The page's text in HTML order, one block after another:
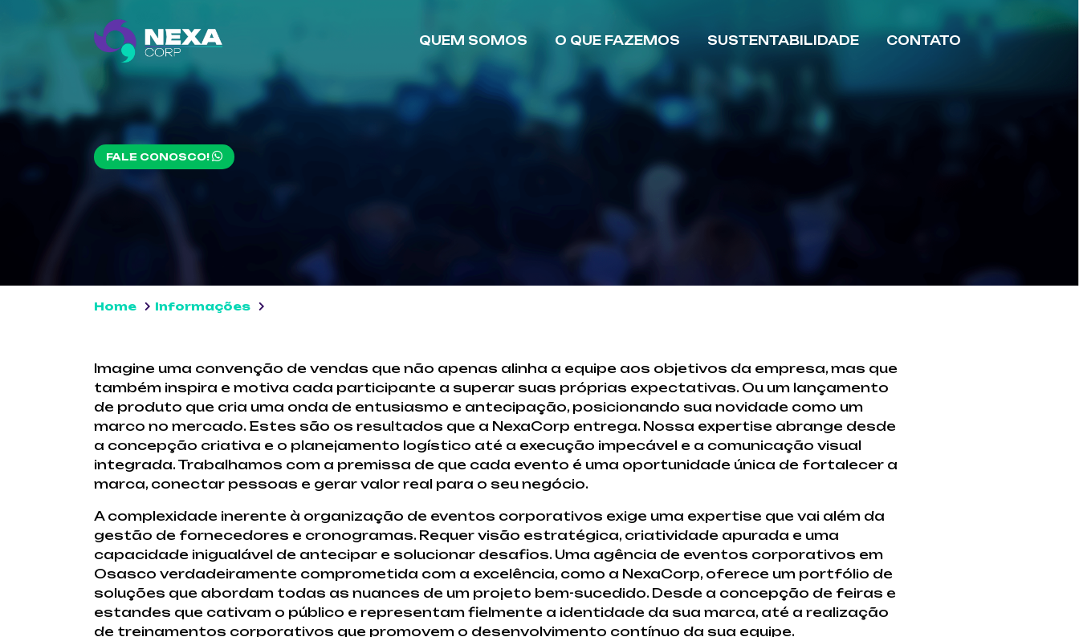
QUEM SOMOS O QUE FAZEMOS SUSTENTABILIDADE CONTATO
FALE CONOSCO!
Home Informações
Imagine uma convenção de vendas que não apenas alinha a equipe aos objetivos da empresa, mas que
também inspira e motiva cada participante a superar suas próprias expectativas. Ou um lançamento
de produto que cria uma onda de entusiasmo e antecipação, posicionando sua novidade como um
marco no mercado. Estes são os resultados que a NexaCorp entrega. Nossa expertise abrange desde
a concepção criativa e o planejamento logístico até a execução impecável e a comunicação visual
integrada. Trabalhamos com a premissa de que cada evento é uma oportunidade única de fortalecer a
marca, conectar pessoas e gerar valor real para o seu negócio.
A complexidade inerente à organização de eventos corporativos exige uma expertise que vai além da
gestão de fornecedores e cronogramas. Requer visão estratégica, criatividade apurada e uma
capacidade inigualável de antecipar e solucionar desafios. Uma agência de eventos corporativos em
Osasco verdadeiramente comprometida com a excelência, como a NexaCorp, oferece um portfólio de
soluções que abordam todas as nuances de um projeto bem-sucedido. Desde a concepção de feiras e
estandes que cativam o público e representam fielmente a identidade da sua marca, até a realização
de treinamentos corporativos que promovem o desenvolvimento contínuo da sua equipe.